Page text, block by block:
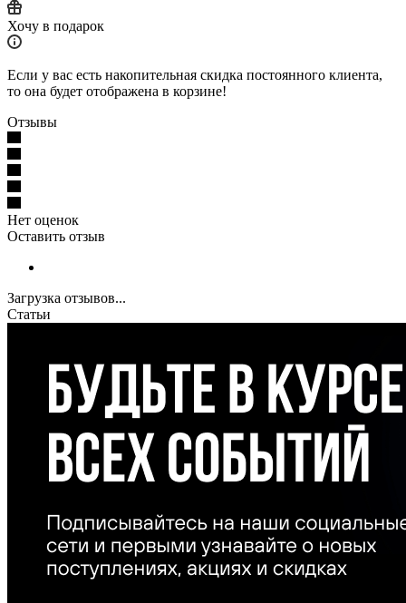
Хочу в подарок
Если у вас есть накопительная скидка постоянного клиента,
то она будет отображена в корзине!
Отзывы
Нет оценок
Оставить отзыв
Загрузка отзывов...
Статьи